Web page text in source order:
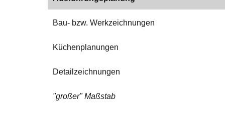
Bau- bzw. Werkzeichnungen
Küchenplanungen
Detailzeichnungen
"großer" Maßstab